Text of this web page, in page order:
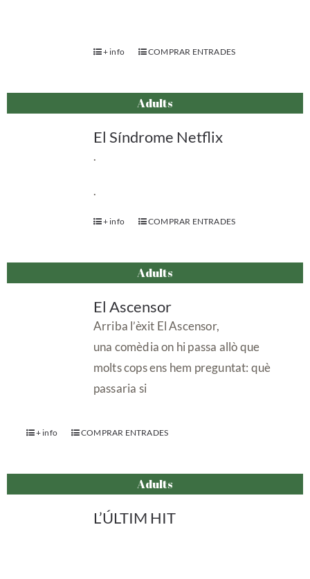
+ info COMPRAR ENTRADES
Adults
El Síndrome Netflix
.
.
+ info COMPRAR ENTRADES
Adults
El Ascensor
Arriba l’èxit El Ascensor,
una comèdia on hi passa allò que
molts cops ens hem preguntat: què
passaria si
+ info COMPRAR ENTRADES
Adults
L’ÚLTIM HIT